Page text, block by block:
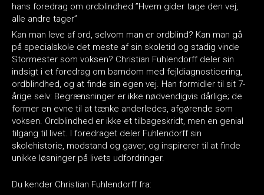
hans foredrag om ordblindhed ”Hvem gider tage den vej,
alle andre tager”
Kan man leve af ord, selvom man er ordblind? Kan man gå
på specialskole det meste af sin skoletid og stadig vinde
Stormester som voksen? Christian Fuhlendorff deler sin
indsigt i et foredrag om barndom med fejldiagnosticering,
ordblindhed, og at finde sin egen vej. Han formidler til sit 7-
årige selv: Begrænsninger er ikke nødvendigvis dårlige; de
former en evne til at tænke anderledes, afgørende som
voksen. Ordblindhed er ikke et tilbageskridt, men en genial
tilgang til livet. I foredraget deler Fuhlendorff sin
skolehistorie, modstand og gaver, og inspirerer til at finde
unikke løsninger på livets udfordringer.
Du kender Christian Fuhlendorff fra: